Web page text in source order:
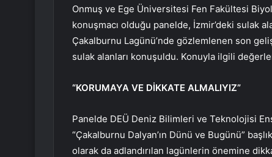
Onmuş ve Ege Üniversitesi Fen Fakültesi
konuşmacı olduğu panelde, İzmir’deki sulak
Çakalburnu Lagünü’nde gözlemlenen son
sulak alanları konuşuldu. Konuyla ilgili
“KORUMAYA VE DİKKATE ALMALIYIZ”
Panelde DEÜ Deniz Bilimleri ve Teknolojisi
“Çakalburnu Dalyan’ın Dünü ve Bugünü”
olarak da adlandırılan lagünlerin önemine